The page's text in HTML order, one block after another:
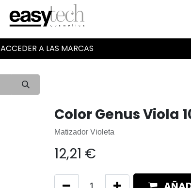
ACCEDER A LAS MARCAS
Color Genus Viola
Matizador Violeta
12,21 €